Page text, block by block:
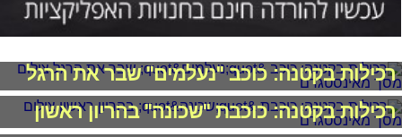
רכילות בקטנה: כוכב "נעלמים" שבר את הרגל
רכילות בקטנה: כוכבת "שכונה" בהריון ראשון